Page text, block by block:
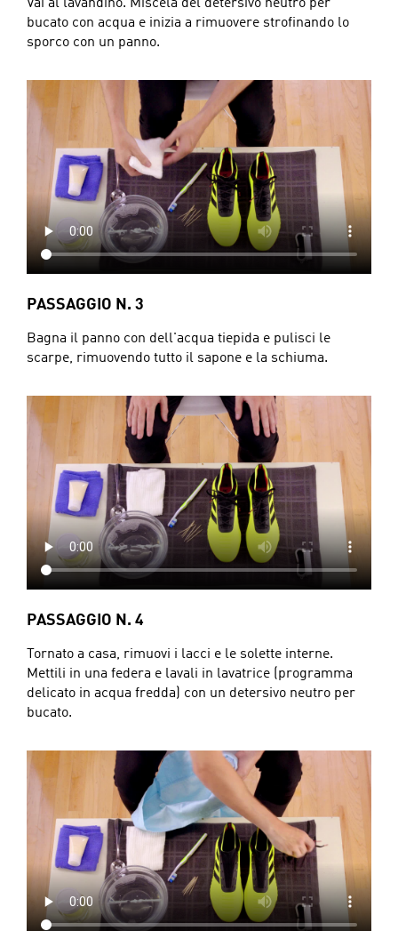
Vai al lavandino. Miscela del detersivo neutro per
bucato con acqua e inizia a rimuovere strofinando lo
sporco con un panno.
PASSAGGIO N. 3
Bagna il panno con dell'acqua tiepida e pulisci le
scarpe, rimuovendo tutto il sapone e la schiuma.
PASSAGGIO N. 4
Tornato a casa, rimuovi i lacci e le solette interne.
Mettili in una federa e lavali in lavatrice (programma
delicato in acqua fredda) con un detersivo neutro per
bucato.